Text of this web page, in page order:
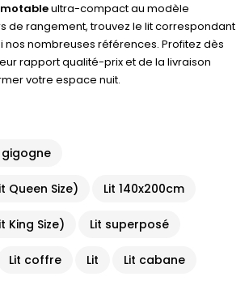
ultra-compact au modèle
de rangement, trouvez le lit correspondant
nos nombreuses références. Profitez dès
rapport qualité-prix et de la livraison
votre espace nuit.
gigogne
Queen Size) Lit 140x200cm
King Size) Lit superposé
Lit coffre Lit Lit cabane